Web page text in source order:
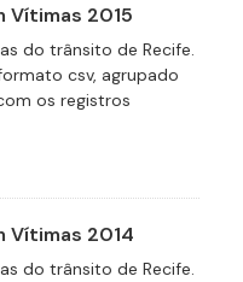
2015
do trânsito de Recife.
csv, agrupado
os registros
Vítimas 2014
do trânsito de Recife.